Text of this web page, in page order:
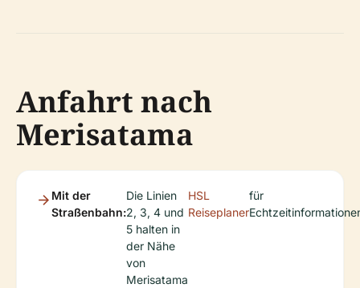
Anfahrt nach
Merisatama
Mit der
Straßenbahn:
Die Linien
2, 3, 4 und
5 halten in
der Nähe
von
Merisatama
HSL
Reiseplaner
für